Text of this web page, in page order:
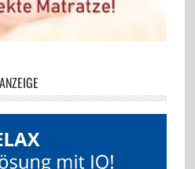
ANZEIGE